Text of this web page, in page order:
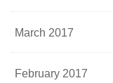
March 2017
February 2017